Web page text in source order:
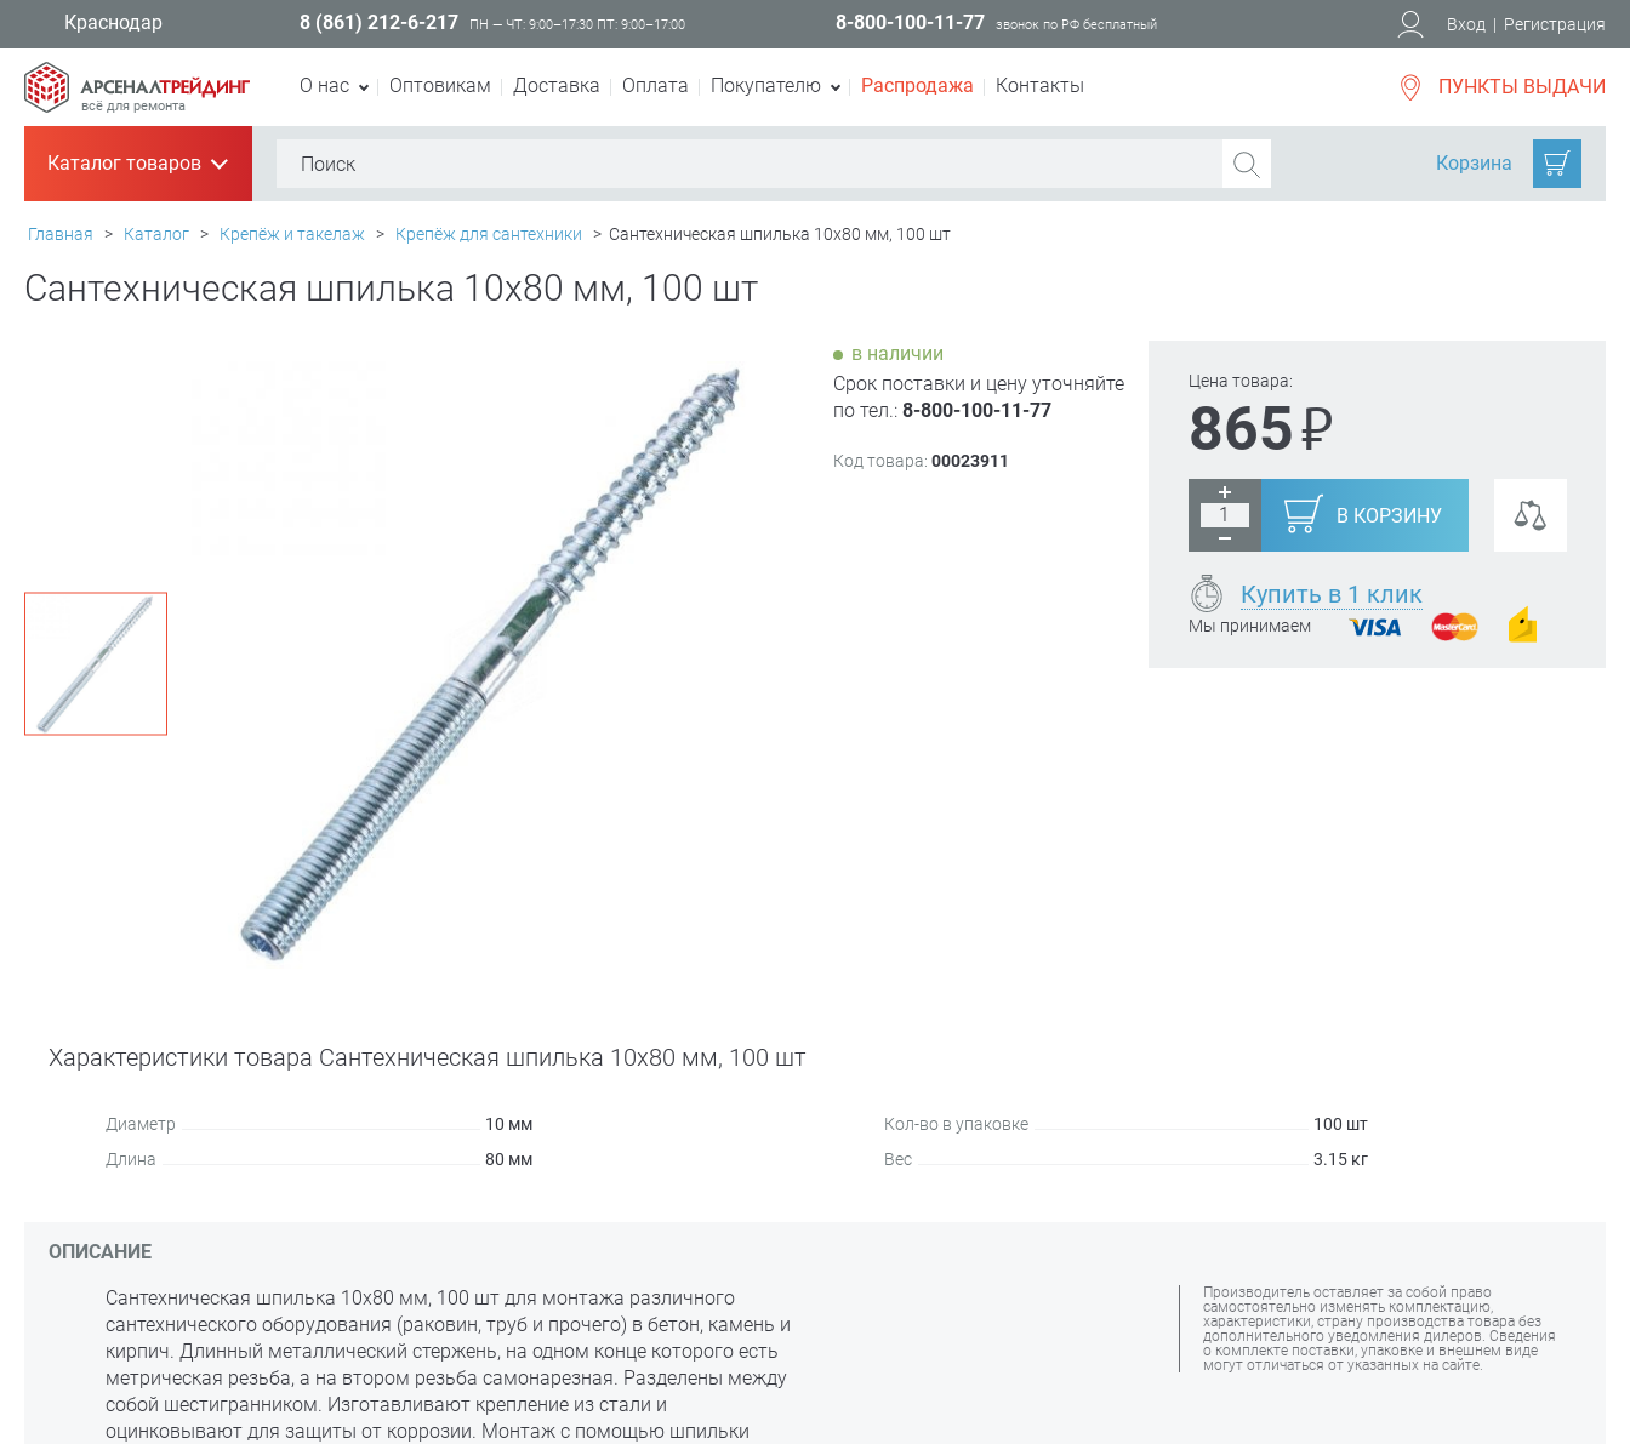
Краснодар 8 (861) 212-6-217 ПН — ЧТ: 9:00–17:30 ПТ: 9:00–17:00 8-800-100-11-77 звонок по РФ бесплатный Вход | Регистрация
всё для ремонта
О нас Оптовикам Доставка Оплата Покупателю Распродажа Контакты ПУНКТЫ ВЫДАЧИ
Каталог товаров+ Корзина
Главная > Каталог > Крепёж и такелаж > Крепёж для сантехники > Сантехническая шпилька 10х80 мм, 100 шт
Сантехническая шпилька 10х80 мм, 100 шт
Цена товара:
865₽
В КОРЗИНУ
Купить в 1 клик
Мы принимаем
в наличии
Срок поставки и цену уточняйте
по тел.:8-800-100-11-77
Код товара: 00023911
Характеристики товара Сантехническая шпилька 10х80 мм, 100 шт
Диаметр
10 мм
Длина
80 мм
Кол-во в упаковке
100 шт
Вес
3.15 кг
ОПИСАНИЕ
Сантехническая шпилька 10х80 мм, 100 шт для монтажа различного
сантехнического оборудования (раковин, труб и прочего) в бетон, камень и
кирпич. Длинный металлический стержень, на одном конце которого есть
метрическая резьба, а на втором резьба самонарезная. Разделены между
собой шестигранником. Изготавливают крепление из стали и
оцинковывают для защиты от коррозии. Монтаж с помощью шпильки
Производитель оставляет за собой право
самостоятельно изменять комплектацию,
характеристики, страну производства товара без
дополнительного уведомления дилеров. Сведения
о комплекте поставки, упаковке и внешнем виде
могут отличаться от указанных на сайте.